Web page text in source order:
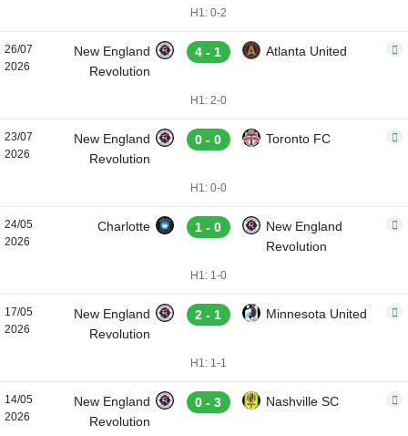
H1: 0-2
26/07
2026
New England
Revolution
4 - 1 Atlanta United
H1: 2-0
23/07
2026
New England
Revolution
0 - 0 Toronto FC
H1: 0-0
24/05
2026
Charlotte 1 - 0
New England
Revolution
H1: 1-0
17/05
2026
New England
Revolution
2 - 1 Minnesota United
H1: 1-1
14/05
2026
New England
Revolution
0 - 3 Nashville SC